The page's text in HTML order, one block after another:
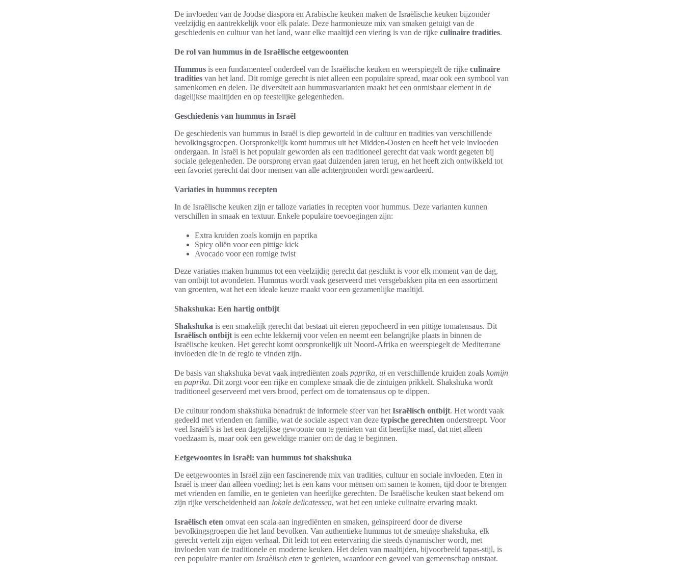
De invloeden van de Joodse diaspora en Arabische keuken maken de Israëlische keuken bijzonder
veelzijdig en aantrekkelijk voor elk palate. Deze harmonieuze mix van smaken getuigt van de
geschiedenis en cultuur van het land, waar elke maaltijd een viering is van de rijke culinaire tradities.
De rol van hummus in de Israëlische eetgewoonten
Hummus is een fundamenteel onderdeel van de Israëlische keuken en weerspiegelt de rijke culinaire
tradities van het land. Dit romige gerecht is niet alleen een populaire spread, maar ook een symbool van
samenkomen en delen. De diversiteit aan hummusvarianten maakt het een onmisbaar element in de
dagelijkse maaltijden en op feestelijke gelegenheden.
Geschiedenis van hummus in Israël
De geschiedenis van hummus in Israël is diep geworteld in de cultuur en tradities van verschillende
bevolkingsgroepen. Oorspronkelijk komt hummus uit het Midden-Oosten en heeft het vele invloeden
ondergaan. In Israël is het populair geworden als een traditioneel gerecht dat vaak wordt gegeten bij
sociale gelegenheden. De oorsprong ervan gaat duizenden jaren terug, en het heeft zich ontwikkeld tot
een favoriet gerecht dat door mensen van alle achtergronden wordt gewaardeerd.
Variaties in hummus recepten
In de Israëlische keuken zijn er talloze variaties in recepten voor hummus. Deze varianten kunnen
verschillen in smaak en textuur. Enkele populaire toevoegingen zijn:
Extra kruiden zoals komijn en paprika
Spicy oliën voor een pittige kick
Avocado voor een romige twist
Deze variaties maken hummus tot een veelzijdig gerecht dat geschikt is voor elk moment van de dag,
van ontbijt tot avondeten. Hummus wordt vaak geserveerd met versgebakken pita en een assortiment
van groenten, wat het een ideale keuze maakt voor een gezamenlijke maaltijd.
Shakshuka: Een hartig ontbijt
Shakshuka is een smakelijk gerecht dat bestaat uit eieren gepocheerd in een pittige tomatensaus. Dit
Israëlisch ontbijt is een echte lekkernij voor velen en neemt een belangrijke plaats in binnen de
Israëlische keuken. Het gerecht komt oorspronkelijk uit Noord-Afrika en weerspiegelt de Mediterrane
invloeden die in de regio te vinden zijn.
De basis van shakshuka bevat vaak ingrediënten zoals paprika, ui en verschillende kruiden zoals komijn
en paprika. Dit zorgt voor een rijke en complexe smaak die de zintuigen prikkelt. Shakshuka wordt
traditioneel geserveerd met vers brood, perfect om de tomatensaus op te dippen.
De cultuur rondom shakshuka benadrukt de informele sfeer van het Israëlisch ontbijt. Het wordt vaak
gedeeld met vrienden en familie, wat de sociale aspect van deze typische gerechten onderstreept. Voor
veel Israëli’s is het een dagelijkse gewoonte om te genieten van dit heerlijke maal, dat niet alleen
voedzaam is, maar ook een geweldige manier om de dag te beginnen.
Eetgewoontes in Israël: van hummus tot shakshuka
De eetgewoontes in Israël zijn een fascinerende mix van tradities, cultuur en sociale invloeden. Eten in
Israël is meer dan alleen voeding; het is een kans voor mensen om samen te komen, tijd door te brengen
met vrienden en familie, en te genieten van heerlijke gerechten. De Israëlische keuken staat bekend om
zijn rijke verscheidenheid aan lokale delicatessen, wat het een unieke culinaire ervaring maakt.
Israëlisch eten omvat een scala aan ingrediënten en smaken, geïnspireerd door de diverse
bevolkingsgroepen die het land bevolken. Van authentieke hummus tot de smeuïge shakshuka, elk
gerecht vertelt zijn eigen verhaal. Dit leidt tot een eetervaring die steeds dynamischer wordt, met
invloeden van de traditionele en moderne keuken. Het delen van maaltijden, bijvoorbeeld tapas-stijl, is
een populaire manier om Israëlisch eten te genieten, waardoor een gevoel van gemeenschap ontstaat.